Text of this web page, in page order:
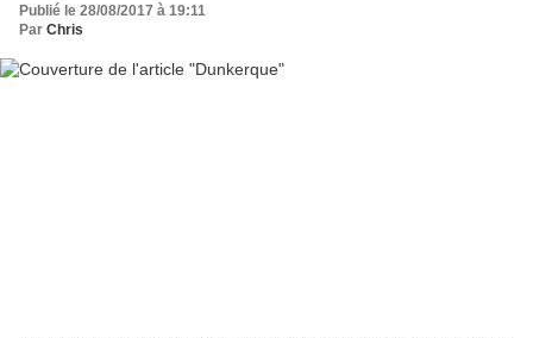
Publié le 28/08/2017 à 19:11
Par Chris